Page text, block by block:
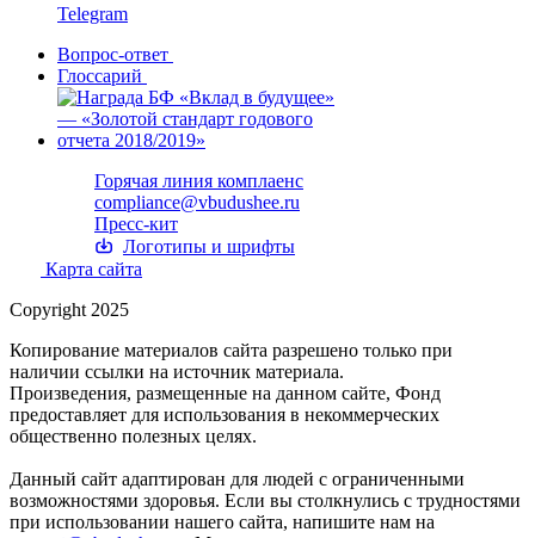
Telegram
Вопрос-ответ
Глоссарий
Горячая линия комплаенс
compliance@vbudushee.ru
Пресс-кит
Логотипы и шрифты
Карта сайта
Copyright 2025
Копирование материалов сайта разрешено только при
наличии ссылки на источник материала.
Произведения, размещенные на данном сайте, Фонд
предоставляет для использования в некоммерческих
общественно полезных целях.
Данный сайт адаптирован для людей с ограниченными
возможностями здоровья. Если вы столкнулись с трудностями
при использовании нашего сайта, напишите нам на